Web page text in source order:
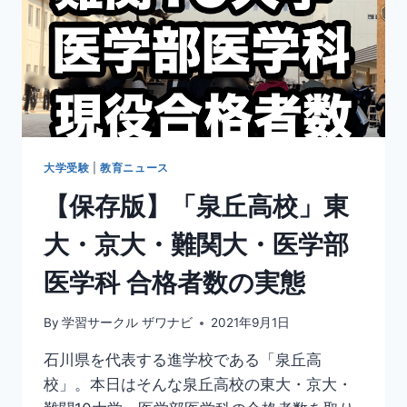
大学受験 |教育ニュース
【保存版】「泉丘高校」東
大・京大・難関大・医学部
医学科 合格者数の実態
By 学習サークル ザワナビ 2021年9月1日
石川県を代表する進学校である「泉丘高
校」。本日はそんな泉丘高校の東大・京大・